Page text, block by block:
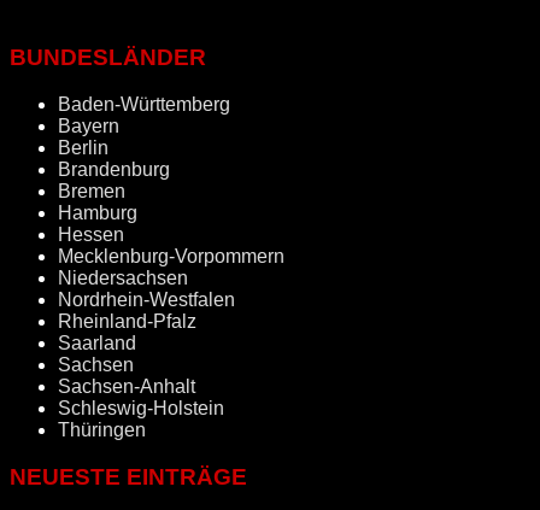
BUNDESLÄNDER
Baden-Württemberg
Bayern
Berlin
Brandenburg
Bremen
Hamburg
Hessen
Mecklenburg-Vorpommern
Niedersachsen
Nordrhein-Westfalen
Rheinland-Pfalz
Saarland
Sachsen
Sachsen-Anhalt
Schleswig-Holstein
Thüringen
NEUESTE EINTRÄGE